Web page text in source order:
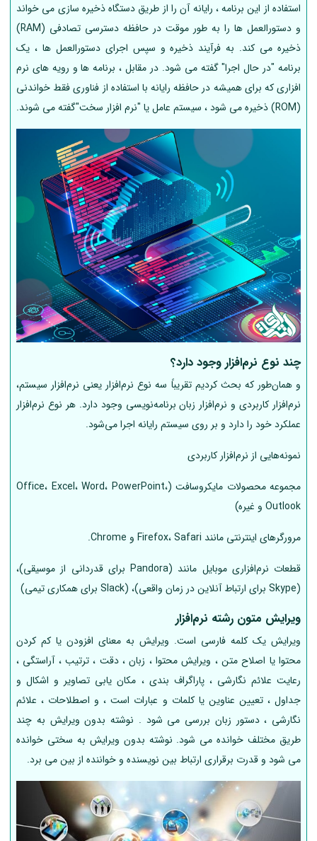
استفاده از این برنامه ، رایانه آن را از طریق دستگاه ذخیره سازی می خواند
و دستورالعمل ها را به طور موقت در حافظه دسترسی تصادفی (RAM)
ذخیره می کند. به فرآیند ذخیره و سپس اجرای دستورالعمل ها ، یک
برنامه "در حال اجرا" گفته می شود. در مقابل ، برنامه ها و رویه های نرم
افزاری که برای همیشه در حافظه رایانه با استفاده از فناوری فقط خواندنی
(ROM) ذخیره می شود ، سیستم عامل یا "نرم افزار سخت"گفته می شوند.
چند نوع نرم‌افزار وجود دارد؟
و همان‌طور که بحث کردیم تقریباً سه نوع نرم‌افزار یعنی نرم‌افزار سیستم،
نرم‌افزار کاربردی و نرم‌افزار زبان برنامه‌نویسی وجود دارد. هر نوع نرم‌افزار
عملکرد خود را دارد و بر روی سیستم رایانه اجرا می‌شود.
نمونه‌هایی از نرم‌افزار کاربردی
مجموعه محصولات مایکروسافت (Office، Excel، Word، PowerPoint،
Outlook و غیره)
مرورگرهای اینترنتی مانند Firefox، Safari و Chrome.
قطعات نرم‌افزاری موبایل مانند (Pandora برای قدردانی از موسیقی)،
(Skype برای ارتباط آنلاین در زمان واقعی)، (Slack برای همکاری تیمی)
ویرایش متون رشته نرم‌افزار
ویرایش یک کلمه فارسی است. ویرایش به معنای افزودن یا کم کردن
محتوا یا اصلاح متن ، ویرایش محتوا ، زبان ، دقت ، ترتیب ، آراستگی ،
رعایت علائم نگارشی ، پاراگراف بندی ، مکان یابی تصاویر و اشکال و
جداول ، تعیین عناوین یا کلمات و عبارات است ، و اصطلاحات ، علائم
نگارشی ، دستور زبان بررسی می شود . نوشته بدون ویرایش به چند
طریق مختلف خوانده می شود. نوشته بدون ویرایش به سختی خوانده
می شود و قدرت برقراری ارتباط بین نویسنده و خواننده از بین می برد.